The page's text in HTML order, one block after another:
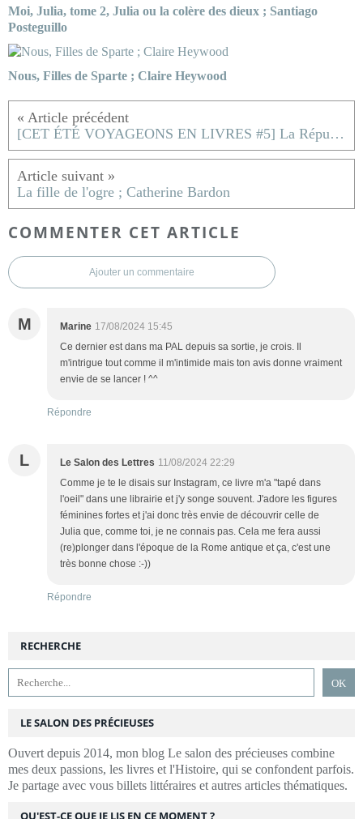
Moi, Julia, tome 2, Julia ou la colère des dieux ; Santiago
Posteguillo
Nous, Filles de Sparte ; Claire Heywood
[CET ÉTÉ VOYAGEONS EN LIVRES #5] La République dominicaine
La fille de l'ogre ; Catherine Bardon
COMMENTER CET ARTICLE
Ajouter un commentaire
M Marine 17/08/2024 15:45
Ce dernier est dans ma PAL depuis sa sortie, je crois. Il
m'intrigue tout comme il m'intimide mais ton avis donne vraiment
envie de se lancer ! ^^
Répondre
L Le Salon des Lettres 11/08/2024 22:29
Comme je te le disais sur Instagram, ce livre m'a "tapé dans
l'oeil" dans une librairie et j'y songe souvent. J'adore les figures
féminines fortes et j'ai donc très envie de découvrir celle de
Julia que, comme toi, je ne connais pas. Cela me fera aussi
(re)plonger dans l'époque de la Rome antique et ça, c'est une
très bonne chose :-))
Répondre
RECHERCHE
LE SALON DES PRÉCIEUSES
Ouvert depuis 2014, mon blog Le salon des précieuses combine
mes deux passions, les livres et l'Histoire, qui se confondent parfois.
Je partage avec vous billets littéraires et autres articles thématiques.
QU'EST-CE QUE JE LIS EN CE MOMENT ?